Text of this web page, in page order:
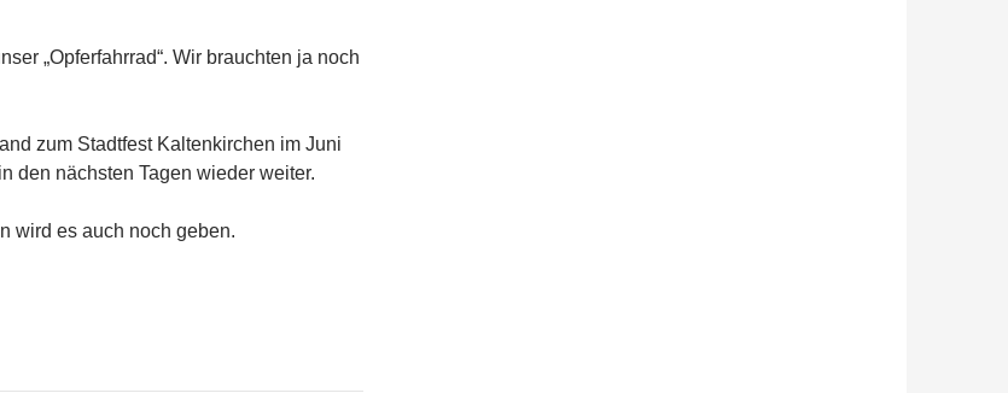
„Opferfahrrad“. Wir brauchten ja noch
zum Stadtfest Kaltenkirchen im Juni
den nächsten Tagen wieder weiter.
wird es auch noch geben.